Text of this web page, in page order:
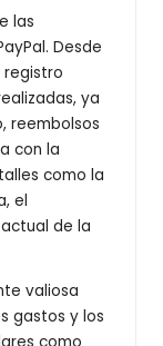
las
Desde
registro
ya
reembolsos
con la
como la
el
de la
valiosa
gastos y los